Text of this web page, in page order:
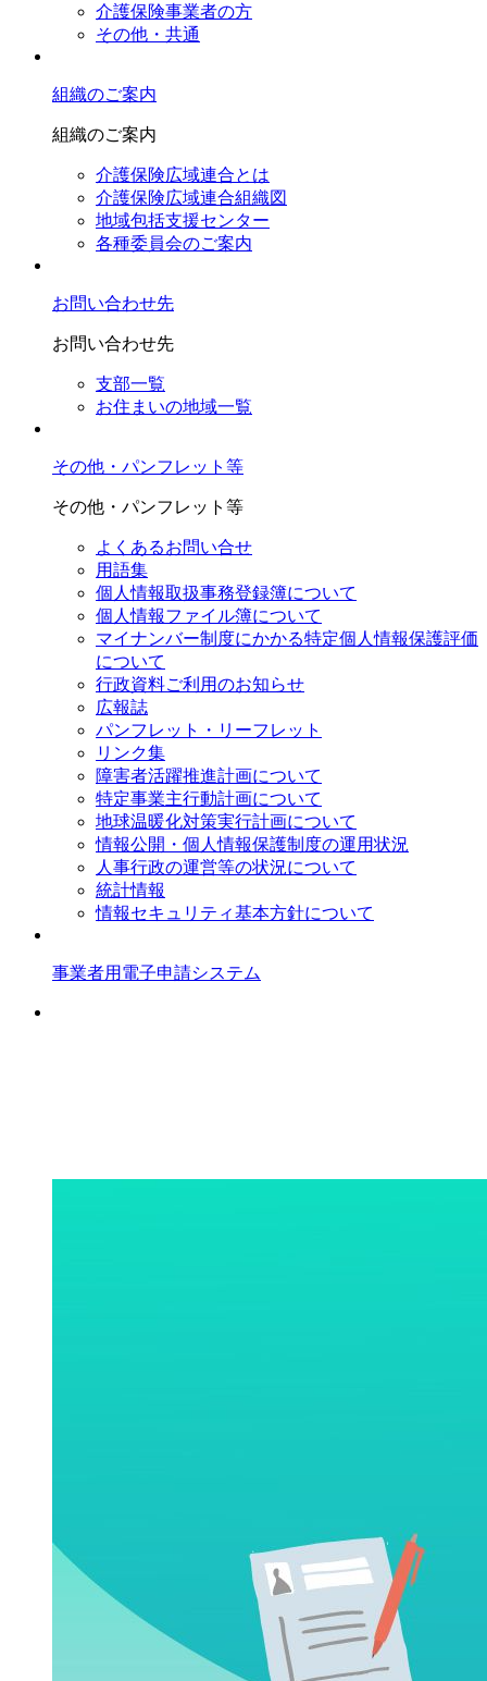
介護保険事業者の方
その他・共通
組織のご案内
組織のご案内
介護保険広域連合とは
介護保険広域連合組織図
地域包括支援センター
各種委員会のご案内
お問い合わせ先
お問い合わせ先
支部一覧
お住まいの地域一覧
その他・パンフレット等
その他・パンフレット等
よくあるお問い合せ
用語集
個人情報取扱事務登録簿について
個人情報ファイル簿について
マイナンバー制度にかかる特定個人情報保護評価
について
行政資料ご利用のお知らせ
広報誌
パンフレット・リーフレット
リンク集
障害者活躍推進計画について
特定事業主行動計画について
地球温暖化対策実行計画について
情報公開・個人情報保護制度の運用状況
人事行政の運営等の状況について
統計情報
情報セキュリティ基本方針について
事業者用電子申請システム